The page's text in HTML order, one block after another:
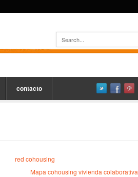
contacto
red cohousing
Mapa cohousing vivienda colaborativa